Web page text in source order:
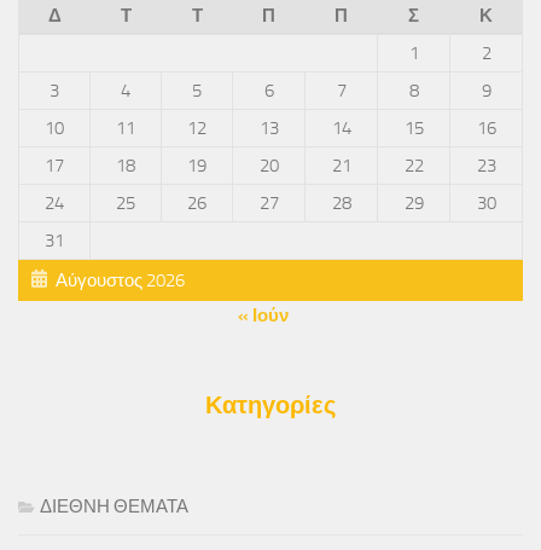
Αύγουστος 2026
Δ Τ Τ Π Π Σ
Κ
1
2
3
4 5 6 7 8
9
10
11 12 13 14 15
16
17
18 19 20 21 22
23
24
25 26 27 28 29
30
31
« Ιούν
Κατηγορίες
ΔΙΕΘΝΗ ΘΕΜΑΤΑ